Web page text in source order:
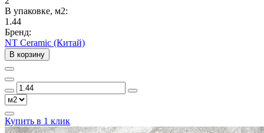
В упаковке, м2:
1.44
Бренд:
NT Ceramic (Китай)
В корзину
Купить в 1 клик